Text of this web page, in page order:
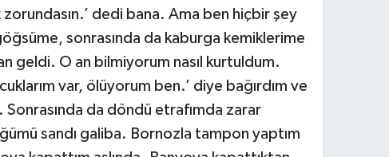
dedi bana. Ama ben hiçbir şey
sonrasında da kaburga kemiklerime
geldi. O an bilmiyorum nasıl kurtuldum.
var, ölüyorum ben.’ diye bağırdım ve
Sonrasında da döndü etrafımda zarar
sandı galiba. Bornozla tampon yaptım